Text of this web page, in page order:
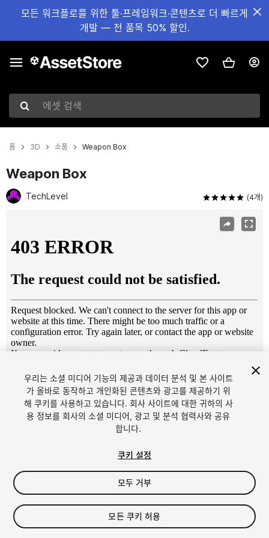
모든 워크플로를 위한 툴·프레임워크·콘텐츠로 더 빠르게
개발 — 전 품목 50% 할인.
에셋 검색
홈 3D 소품 Weapon Box
Weapon Box
TechLevel (4개)
FREE
13viewsin the past week
우리는 소셜 미디어 기능의 제공과 데이터 분석 및 본 사이트
가 올바로 동작하고 개인화된 콘텐츠와 광고를 제공하기 위
해 쿠키를 사용하고 있습니다. 회사 사이트에 대한 귀하의 사
용 정보를 회사의 소셜 미디어, 광고 및 분석 협력사와 공유
합니다.
쿠키 설정
모두 거부
모든 쿠키 허용